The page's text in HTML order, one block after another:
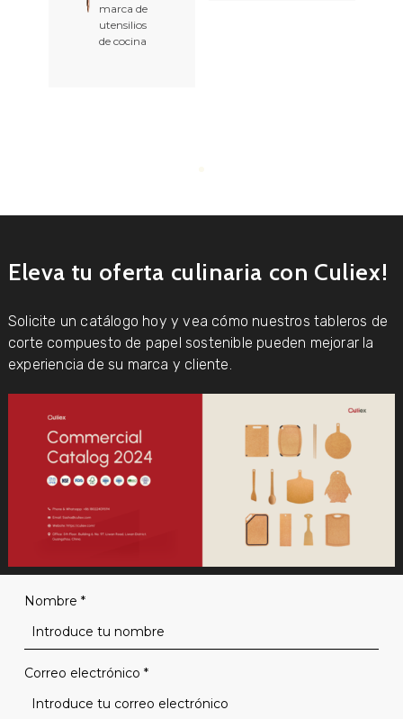
marca de
utensilios
de cocina
Eleva tu oferta culinaria con Culiex!
Solicite un catálogo hoy y vea cómo nuestros tableros de
corte compuesto de papel sostenible pueden mejorar la
experiencia de su marca y cliente.
Nombre *
Correo electrónico *